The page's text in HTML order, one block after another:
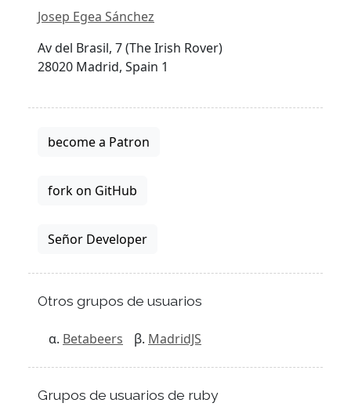
Josep Egea Sánchez
Av del Brasil, 7 (The Irish Rover)
28020 Madrid, Spain 1
become a Patron
fork on GitHub
Señor Developer
Otros grupos de usuarios
Betabeers MadridJS
Grupos de usuarios de ruby